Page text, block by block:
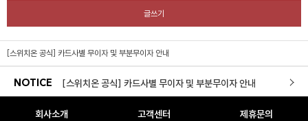
글쓰기
[스위치온 공식] 카드사별 무이자 및 부분무이자 안내
NOTICE
[구성변경]전용 보틀 리뉴얼 안내
[스위치온 공식] 카드사별 무이자 및 부분무이자 안내
리셋몰 새로고침 경품 당첨자 안내
회사소개 고객센터 제휴문의